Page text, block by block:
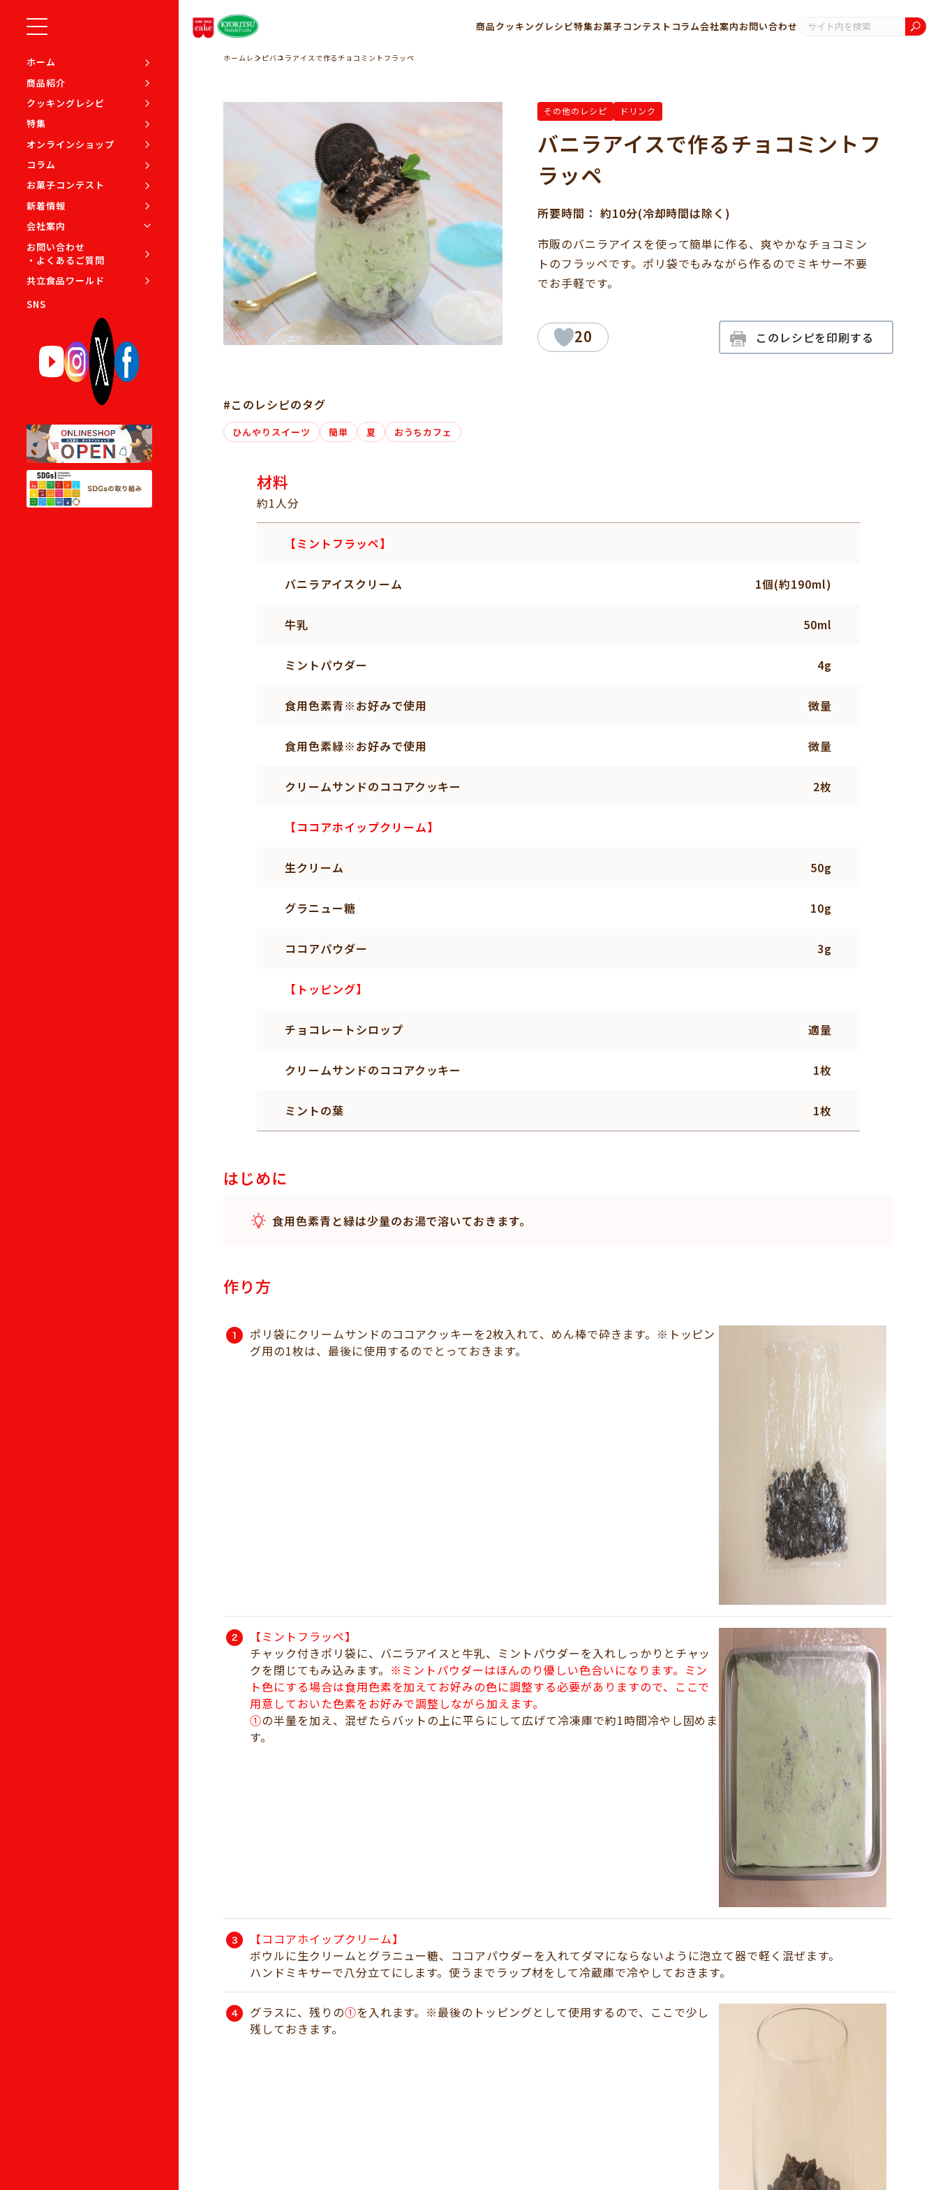
ホーム
商品紹介
クッキングレシピ
特集
オンラインショップ
コラム
お菓子コンテスト
新着情報
会社案内
お問い合わせ
・よくあるご質問
共立食品ワールド
SNS
商品クッキングレシピ特集お菓子コンテスト コラム会社案内お問い合わせ
ホーム レシピバニラアイスで作るチョコミントフラッペ
その他のレシピ ドリンク
バニラアイスで作るチョコミントフ
ラッペ
所要時間： 約10分(冷却時間は除く)
市販のバニラアイスを使って簡単に作る、爽やかなチョコミン
トのフラッペです。ポリ袋でもみながら作るのでミキサー不要
でお手軽です。
20 このレシピを印刷する
#このレシピのタグ
ひんやりスイーツ 簡単 夏 おうちカフェ
材料
約1人分
【ミントフラッペ】
バニラアイスクリーム 1個(約190ml)
牛乳 50ml
ミントパウダー 4g
食用色素青※お好みで使用 微量
食用色素緑※お好みで使用 微量
クリームサンドのココアクッキー 2枚
【ココアホイップクリーム】
生クリーム 50g
グラニュー糖 10g
ココアパウダー 3g
【トッピング】
チョコレートシロップ 適量
クリームサンドのココアクッキー 1枚
ミントの葉 1枚
はじめに
食用色素青と緑は少量のお湯で溶いておきます。
作り方
ポリ袋にクリームサンドのココアクッキーを2枚入れて、めん棒で砕きます。※トッピン
グ用の1枚は、最後に使用するのでとっておきます。
【ミントフラッペ】
チャック付きポリ袋に、バニラアイスと牛乳、ミントパウダーを入れしっかりとチャッ
クを閉じてもみ込みます。 ※ミントパウダーはほんのり優しい色合いになります。ミン
ト色にする場合は食用色素を加えてお好みの色に調整する必要がありますので、ここで
用意しておいた色素をお好みで調整しながら加えます。
➀の半量を加え、混ぜたらバットの上に平らにして広げて冷凍庫で約1時間冷やし固めま
す。
【ココアホイップクリーム】
ボウルに生クリームとグラニュー糖、ココアパウダーを入れてダマにならないように泡立て器で軽く混ぜます。
ハンドミキサーで八分立てにします。使うまでラップ材をして冷蔵庫で冷やしておきます。
グラスに、残りの➀を入れます。※最後のトッピングとして使用するので、ここで少し
残しておきます。